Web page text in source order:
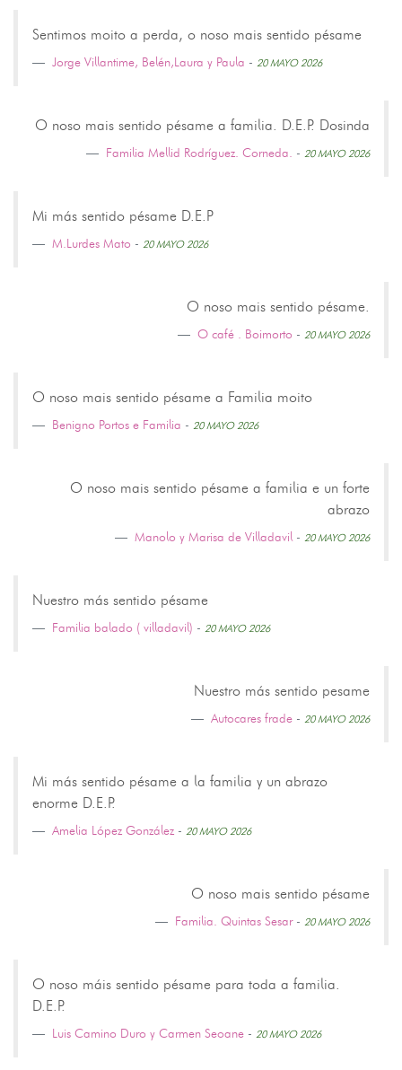
Sentimos moito a perda, o noso mais sentido pésame
Jorge Villantime, Belén,Laura y Paula - 20 MAYO 2026
O noso mais sentido pésame a familia. D.E.P. Dosinda
Familia Mellid Rodríguez. Corneda. - 20 MAYO 2026
Mi más sentido pésame D.E.P
M.Lurdes Mato - 20 MAYO 2026
O noso mais sentido pésame.
O café . Boimorto - 20 MAYO 2026
O noso mais sentido pésame a Familia moito
Benigno Portos e Familia - 20 MAYO 2026
O noso mais sentido pésame a familia e un forte
abrazo
Manolo y Marisa de Villadavil- 20 MAYO 2026
Nuestro más sentido pésame
Familia balado ( villadavil) - 20 MAYO 2026
Nuestro más sentido pesame
Autocares frade - 20 MAYO 2026
Mi más sentido pésame a la familia y un abrazo
enorme D.E.P.
Amelia López González - 20 MAYO 2026
O noso mais sentido pésame
Familia. Quintas Sesar- 20 MAYO 2026
O noso máis sentido pésame para toda a familia.
D.E.P.
Luis Camino Duro y Carmen Seoane - 20 MAYO 2026